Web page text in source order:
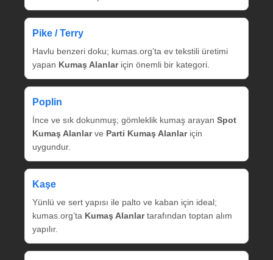
Pike / Terry
Havlu benzeri doku; kumas.org’ta ev tekstili üretimi
yapan Kumaş Alanlariçin önemli bir kategori.
Poplin
İnce ve sık dokunmuş; gömleklik kumaş arayan Spot
Kumaş Alanlarve Parti Kumaş Alanlariçin
uygundur.
Kaşe
Yünlü ve sert yapısı ile palto ve kaban için ideal;
kumas.org’ta Kumaş Alanlartarafından toptan alım
yapılır.